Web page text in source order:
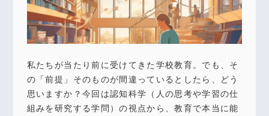
私たちが当たり前に受けてきた学校教育。でも、そ
の「前提」そのものが間違っているとしたら、どう
思いますか？今回は認知科学（人の思考や学習の仕
組みを研究する学問）の視点から、教育で本当に能